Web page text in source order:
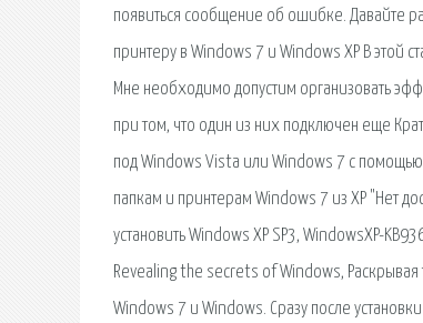
появиться сообщение об ошибке. Давайте
принтеру в Windows 7 и Windows XP В этой
Мне необходимо допустим организовать
при том, что один из них подключен еще
под Windows Vista или Windows 7 с
папкам и принтерам Windows 7 из XP "Нет
установить Windows XP SP3, WindowsXP-
Revealing the secrets of Windows, Раскрывая
Windows 7 и Windows. Сразу после